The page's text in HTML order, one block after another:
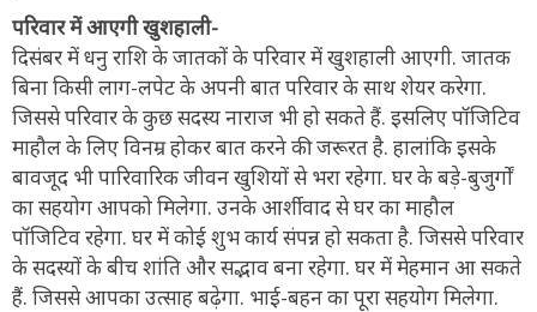
परिवार में आएगी खुशहाली-
दिसंबर में धनु राशि के जातकों के परिवार में खुशहाली आएगी. जातक
बिना किसी लाग-लपेट के अपनी बात परिवार के साथ शेयर करेगा.
जिससे परिवार के कुछ सदस्य नाराज भी हो सकते हैं. इसलिए पॉजिटिव
माहौल के लिए विनम्र होकर बात करने की जरूरत है. हालांकि इसके
बावजूद भी पारिवारिक जीवन खुशियों से भरा रहेगा. घर के बड़े-बुजुर्गों
का सहयोग आपको मिलेगा. उनके आर्शीवाद से घर का माहौल
पॉजिटिव रहेगा. घर में कोई शुभ कार्य संपन्न हो सकता है. जिससे परिवार
के सदस्यों के बीच शांति और सद्भाव बना रहेगा. घर में मेहमान आ सकते
हैं. जिससे आपका उत्साह बढ़ेगा. भाई-बहन का पूरा सहयोग मिलेगा.